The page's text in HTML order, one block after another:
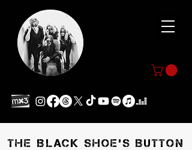
THE BLACK SHOE'S BUTTON